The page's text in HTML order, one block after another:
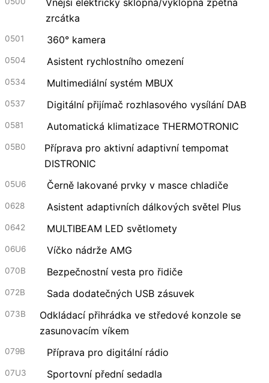
zrcátka
0501 360° kamera
0504 Asistent rychlostního omezení
0534 Multimediální systém MBUX
0537 Digitální přijímač rozhlasového vysílání DAB
0581 Automatická klimatizace THERMOTRONIC
05B0
Příprava pro aktivní adaptivní tempomat
DISTRONIC
05U6 Černě lakované prvky v masce chladiče
0628 Asistent adaptivních dálkových světel Plus
0642 MULTIBEAM LED světlomety
06U6 Víčko nádrže AMG
070B Bezpečnostní vesta pro řidiče
072B Sada dodatečných USB zásuvek
073B
Odkládací přihrádka ve středové konzole se
zasunovacím víkem
079B Příprava pro digitální rádio
07U3 Sportovní přední sedadla